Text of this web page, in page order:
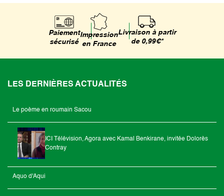
Paiement
sécurisé
Impression
en France
Livraison à partir
de 0,99€*
LES DERNIÈRES ACTUALITÉS
Le poème en roumain Sacou
ICI Télévision, Agora avec Kamal Benkirane, invitée Dolorès
Contray
Aquo d'Aqui